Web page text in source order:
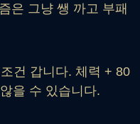
은 그냥 쌩 까고 부패
건 갑니다. 체력 + 80
을 수 있습니다.